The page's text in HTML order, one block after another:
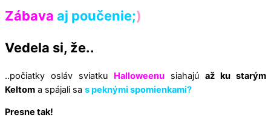
Zábava aj poučenie;)
Vedela si, že..
..počiatky osláv sviatku Halloweenu siahajú až ku starým
Keltom a spájali sa s peknými spomienkami?
Presne tak!